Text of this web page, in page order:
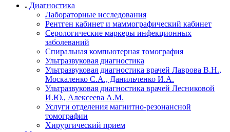
Диагностика
Лабораторные исследования
Рентген кабинет и маммографический кабинет
Серологические маркеры инфекционных
заболеваний
Спиральная компьютерная томография
Ультразвуковая диагностика
Ультразвуковая диагностика врачей Лаврова В.Н.,
Москаленко С.А., Данильченко И.А.
Ультразвуковая диагностика врачей Лесниковой
И.Ю., Алексеева А.М.
Услуги отделения магнитно-резонансной
томографии
Хирургический прием